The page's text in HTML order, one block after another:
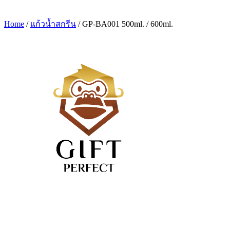
Home / แก้วน้ำสกรีน / GP-BA001 500ml. / 600ml.